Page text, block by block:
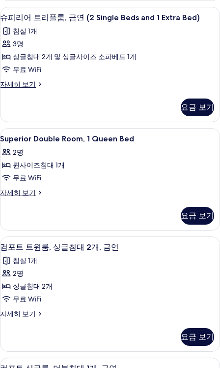
보
기
보
기
즈
침
대
1
개,
금
연
모
두
보
기
블
룸,
퀸
사
이
침
대
개,
세
히
보
기
슈
피
리
어
트
플
금
연
(2
Single
Beds
and
Extra
진
모
두
보
기
고급 침구, 객실 내 금고, 책상, 암막 커튼
7
슈피리어 트리플룸, 금연 (2 Single Beds and 1 Extra Bed)
침실 1개
3명
싱글침대 2개 및 싱글사이즈 소파베드 1개
무료 WiFi
자세히 보기
슈
트
리
플
금
연
Single
Beds
and
Bed)
세
히
보
기
요금 보기
Superior
Double
Room,
1
Queen
Bed
모
두
보
기
고급 침구, 객실 내 금고, 책상, 암막 커튼
12
Superior Double Room, 1 Queen Bed
2명
퀸사이즈침대 1개
무료 WiFi
자세히 보기
Superior
Queen
Bed
자
세
히
보
요금 보기
컴
포
트
트
윈
싱
침
대
고급 침구, 객실 내 금고, 책상, 암막 커튼
1
컴포트 트윈룸, 싱글침대 2개, 금연
침실 1개
2명
싱글침대 2개
무료 WiFi
자세히 보기
컴
윈
룸,
요금 보기
컴 고급 침구, 객실 내 금고, 책상, 암막 커튼